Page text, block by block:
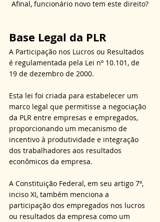
Afinal, funcionário novo tem este direito?
Base Legal da PLR
A Participação nos Lucros ou Resultados
é regulamentada pela Lei nº 10.101, de
19 de dezembro de 2000.
Esta lei foi criada para estabelecer um
marco legal que permitisse a negociação
da PLR entre empresas e empregados,
proporcionando um mecanismo de
incentivo à produtividade e integração
dos trabalhadores aos resultados
econômicos da empresa.
A Constituição Federal, em seu artigo 7º,
inciso XI, também menciona a
participação dos empregados nos lucros
ou resultados da empresa como um